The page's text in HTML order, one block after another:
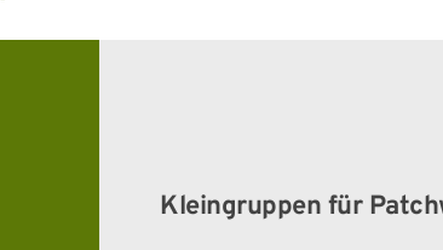
Kleingruppen für